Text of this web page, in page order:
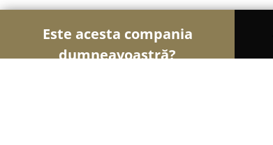
Este acesta compania
dumneavoastră?